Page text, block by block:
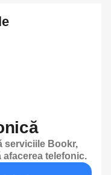
serviciile Bookr,
afacerea telefonic.